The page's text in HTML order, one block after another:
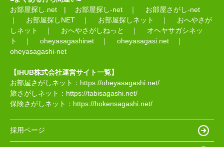
お部屋探し.net | お部屋探し-net ｜ お部屋さがし-net
｜ お部屋探しNET ｜ お部屋探しネット ｜ おへやさが
しネット
｜ おへやさがしねっと ｜ オヘヤサガシネッ
ト
｜ oheyasagashinet ｜ oheyasagasi.net ｜
oheyasagashi-net
【IHUB株式会社運営サイト一覧】
お部屋さがしネット： https://oheyasagashi.net/
旅さがしネット： https://tabisagashi.net/
保険さがしネット： https://hokensagashi.net/
採用ページ